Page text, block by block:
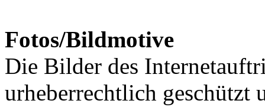
Fotos/Bildmotive
Die Bilder des
urheberrechtlich geschützt